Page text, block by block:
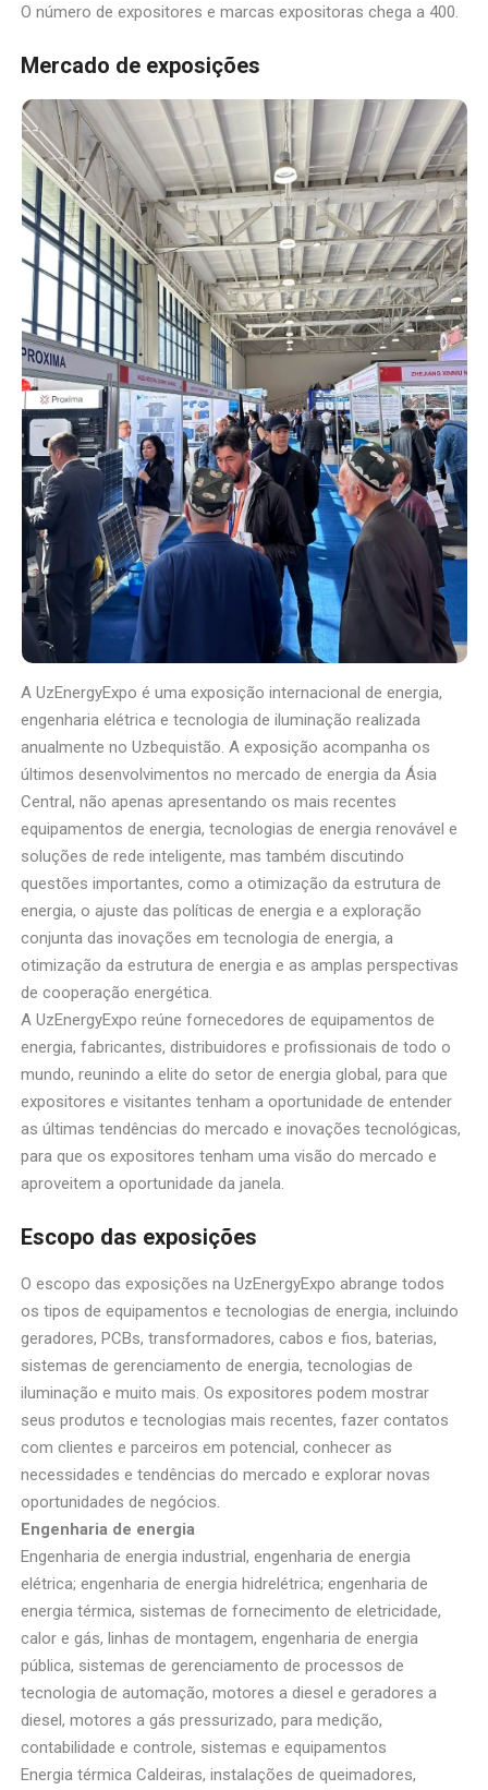
O número de expositores e marcas expositoras chega a 400.
Mercado de exposições
A UzEnergyExpo é uma exposição internacional de energia,
engenharia elétrica e tecnologia de iluminação realizada
anualmente no Uzbequistão. A exposição acompanha os
últimos desenvolvimentos no mercado de energia da Ásia
Central, não apenas apresentando os mais recentes
equipamentos de energia, tecnologias de energia renovável e
soluções de rede inteligente, mas também discutindo
questões importantes, como a otimização da estrutura de
energia, o ajuste das políticas de energia e a exploração
conjunta das inovações em tecnologia de energia, a
otimização da estrutura de energia e as amplas perspectivas
de cooperação energética.
A UzEnergyExpo reúne fornecedores de equipamentos de
energia, fabricantes, distribuidores e profissionais de todo o
mundo, reunindo a elite do setor de energia global, para que
expositores e visitantes tenham a oportunidade de entender
as últimas tendências do mercado e inovações tecnológicas,
para que os expositores tenham uma visão do mercado e
aproveitem a oportunidade da janela.
Escopo das exposições
O escopo das exposições na UzEnergyExpo abrange todos
os tipos de equipamentos e tecnologias de energia, incluindo
geradores, PCBs, transformadores, cabos e fios, baterias,
sistemas de gerenciamento de energia, tecnologias de
iluminação e muito mais. Os expositores podem mostrar
seus produtos e tecnologias mais recentes, fazer contatos
com clientes e parceiros em potencial, conhecer as
necessidades e tendências do mercado e explorar novas
oportunidades de negócios.
Engenharia de energia
Engenharia de energia industrial, engenharia de energia
elétrica; engenharia de energia hidrelétrica; engenharia de
energia térmica, sistemas de fornecimento de eletricidade,
calor e gás, linhas de montagem, engenharia de energia
pública, sistemas de gerenciamento de processos de
tecnologia de automação, motores a diesel e geradores a
diesel, motores a gás pressurizado, para medição,
contabilidade e controle, sistemas e equipamentos
Energia térmica Caldeiras, instalações de queimadores,